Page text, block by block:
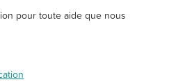
pour toute aide que nous